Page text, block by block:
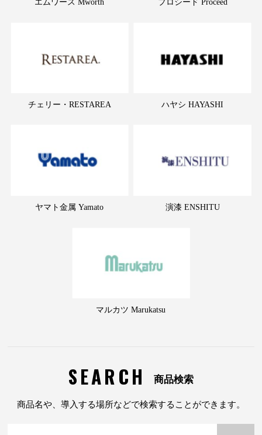
エムワース Mworth プロシード Proceed
チェリー・RESTAREA ハヤシ HAYASHI
ヤマト金属 Yamato 演漆 ENSHITU
マルカツ Marukatsu
SEARCH 商品検索
商品名や、導入する場所などで検索することができます。